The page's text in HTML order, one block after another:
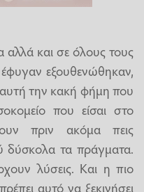
αλλά και σε όλους τους
εξουθενώθηκαν,
την κακή φήμη που
που είσαι στο
πριν ακόμα πεις
δύσκολα τα πράγματα.
λύσεις. Και η πιο
αυτό να ξεκινήσει